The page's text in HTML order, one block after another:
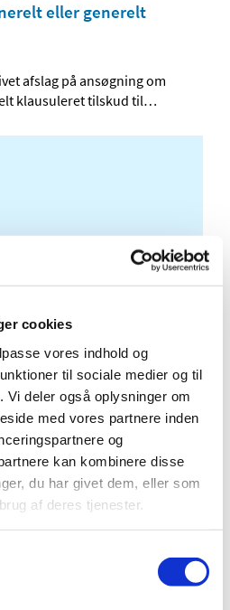
cookies
vores indhold og
til sociale medier og til
deler også oplysninger om
med vores partnere inden
og
kan kombinere disse
du har givet dem, eller som
af deres tjenester.
eller generelt
afslag på ansøgning om
klausuleret tilskud til…